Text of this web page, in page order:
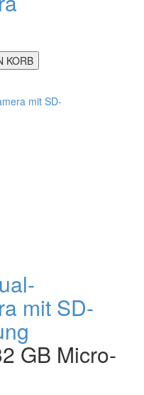
mit SD-
GB Micro-